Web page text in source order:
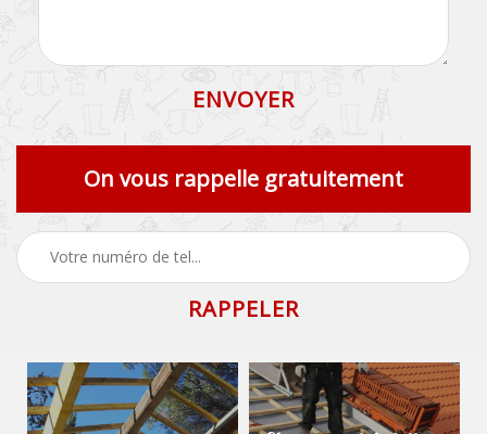
On vous rappelle gratuitement